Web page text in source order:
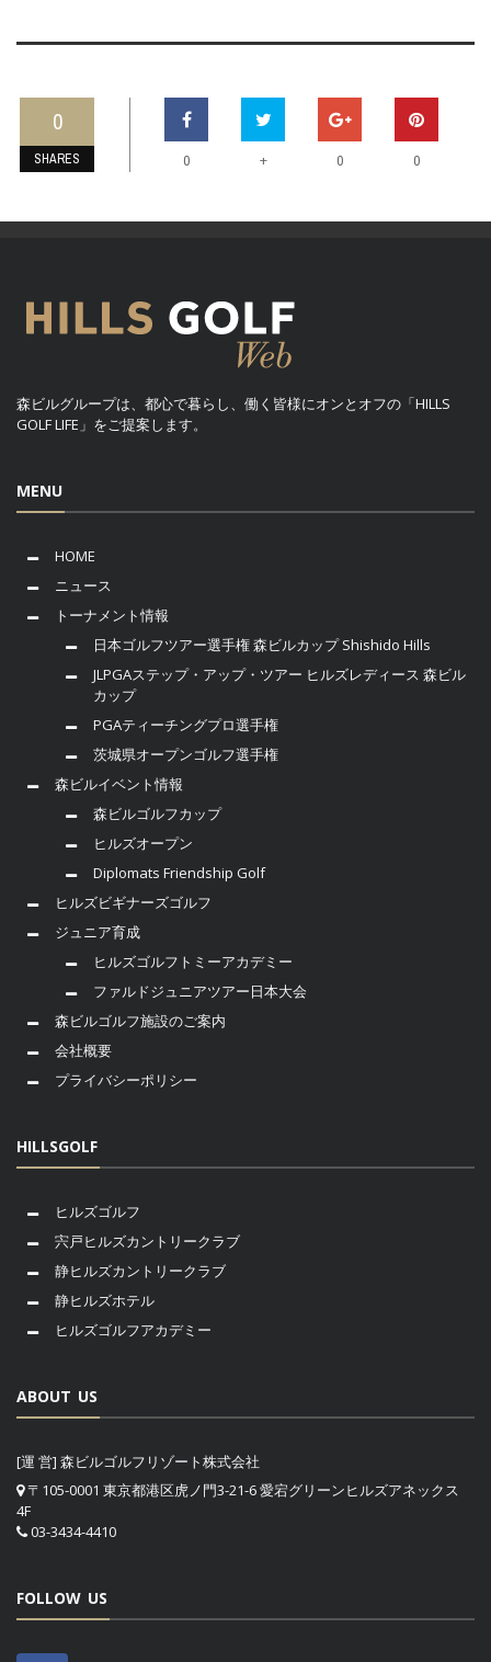
0
SHARES 0 + 0 0
森ビルグループは、都心で暮らし、働く皆様にオンとオフの「HILLS
GOLF LIFE」をご提案します。
MENU
HOME
ニュース
トーナメント情報
日本ゴルフツアー選手権 森ビルカップ Shishido Hills
JLPGAステップ・アップ・ツアー ヒルズレディース 森ビル
カップ
PGAティーチングプロ選手権
茨城県オープンゴルフ選手権
森ビルイベント情報
森ビルゴルフカップ
ヒルズオープン
Diplomats Friendship Golf
ヒルズビギナーズゴルフ
ジュニア育成
ヒルズゴルフトミーアカデミー
ファルドジュニアツアー日本大会
森ビルゴルフ施設のご案内
会社概要
プライバシーポリシー
HILLSGOLF
ヒルズゴルフ
宍戸ヒルズカントリークラブ
静ヒルズカントリークラブ
静ヒルズホテル
ヒルズゴルフアカデミー
ABOUT US
[運 営] 森ビルゴルフリゾート株式会社
〒105-0001 東京都港区虎ノ門3-21-6 愛宕グリーンヒルズアネックス
4F
03-3434-4410
FOLLOW US